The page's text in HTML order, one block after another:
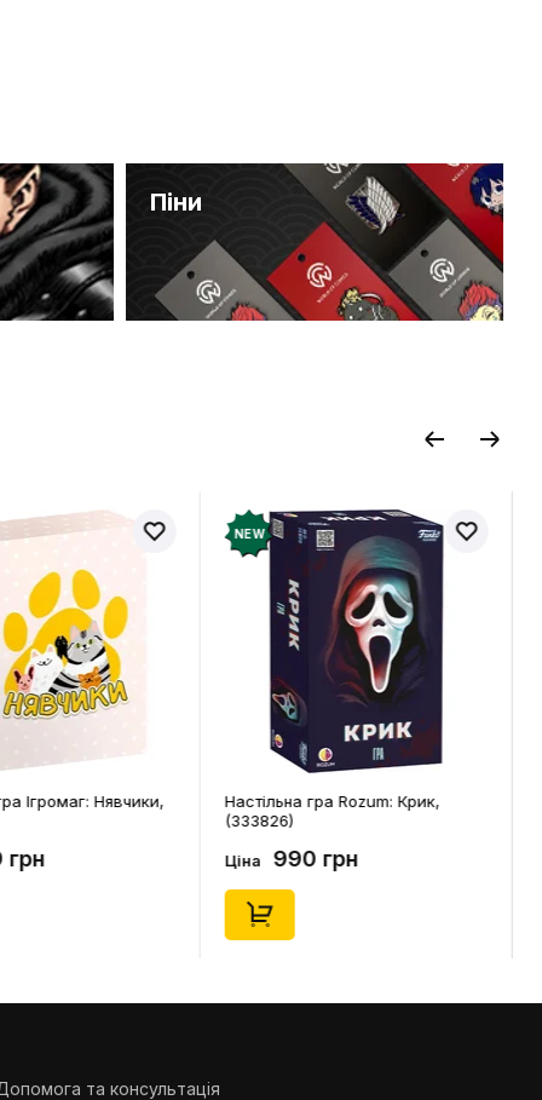
Піни
Ігромаг: Нявчики,
NEW
Настільна гра Rozum: Крик,
(333826)
Ціна 990 грн
та консультація